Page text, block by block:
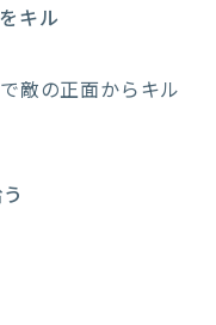
キル
敵の正面からキル